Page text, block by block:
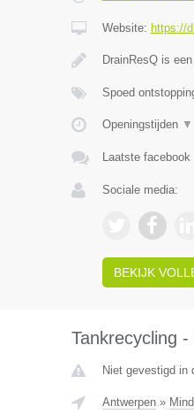
Website: https://
DrainResQ is
Spoed
Openingstijden ▼
Laatste facebook
Sociale media:
BEKIJK
Tankrecycling
Niet gevestigd in
Antwerpen»